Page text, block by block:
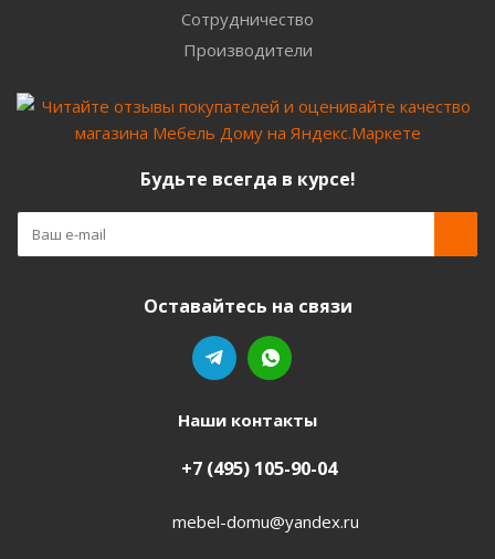
Сотрудничество
Производители
Будьте всегда в курсе!
Оставайтесь на связи
Наши контакты
+7 (495) 105-90-04
mebel-domu@yandex.ru